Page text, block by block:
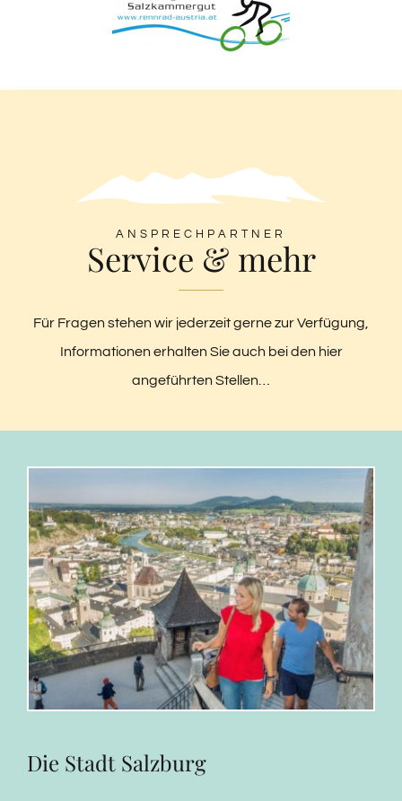
ANSPRECHPARTNER
Service & mehr
Für Fragen stehen wir jederzeit gerne zur Verfügung,
Informationen erhalten Sie auch bei den hier
angeführten Stellen…
Die Stadt Salzburg